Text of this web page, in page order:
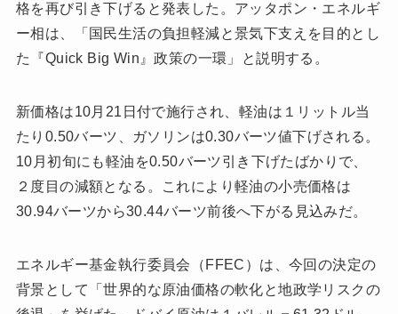
格を再び引き下げると発表した。アッタポン・エネルギ
ー相は、「国民生活の負担軽減と景気下支えを目的とし
た『Quick Big Win』政策の一環」と説明する。
新価格は10月21日付で施行され、軽油は１リットル当
たり0.50バーツ、ガソリンは0.30バーツ値下げされる。
10月初旬にも軽油を0.50バーツ引き下げたばかりで、
２度目の減額となる。これにより軽油の小売価格は
30.94バーツから30.44バーツ前後へ下がる見込みだ。
エネルギー基金執行委員会（FFEC）は、今回の決定の
背景として「世界的な原油価格の軟化と地政学リスクの